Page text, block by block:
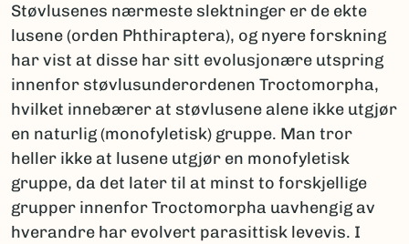
Støvlusenes nærmeste slektninger er de ekte
lusene (orden Phthiraptera), og nyere forskning
har vist at disse har sitt evolusjonære utspring
innenfor støvlusunderordenen Troctomorpha,
hvilket innebærer at støvlusene alene ikke utgjør
en naturlig (monofyletisk) gruppe. Man tror
heller ikke at lusene utgjør en monofyletisk
gruppe, da det later til at minst to forskjellige
grupper innenfor Troctomorpha uavhengig av
hverandre har evolvert parasittisk levevis. I